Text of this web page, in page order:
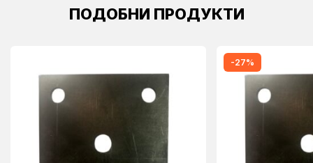
ПОДОБНИ ПРОДУКТИ
-27%